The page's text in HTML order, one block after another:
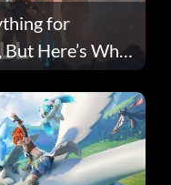
for
Here’s Why